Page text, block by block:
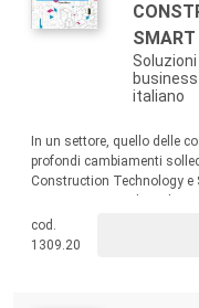
SMART
italiano
In un settore, quello delle
profondi cambiamenti
Construction Technology e
alla sostenibilità,
alla creazione di valore nel
cod.
1309.20